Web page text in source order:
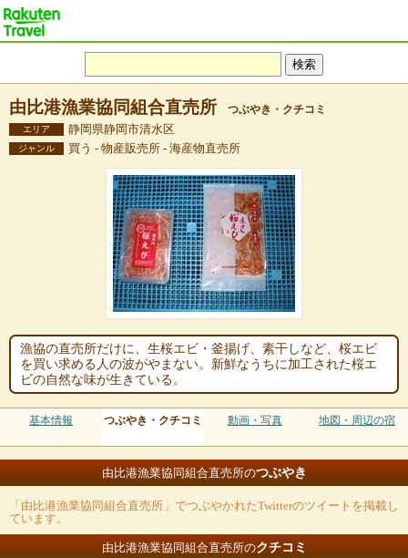
由比港漁業協同組合直売所 つぶやき・クチコミ
エリア 静岡県静岡市清水区
ジャンル 買う - 物産販売所 - 海産物直売所
漁協の直売所だけに、生桜エビ・釜揚げ、素干しなど、桜エビ
を買い求める人の波がやまない。新鮮なうちに加工された桜エ
ビの自然な味が生きている。
基本情報 つぶやき・クチコミ 動画・写真 地図・周辺の宿
由比港漁業協同組合直売所のつぶやき
「由比港漁業協同組合直売所」でつぶやかれたTwitterのツイートを掲載し
ています。
由比港漁業協同組合直売所のクチコミ